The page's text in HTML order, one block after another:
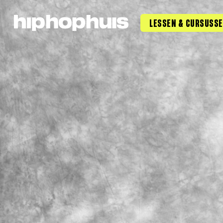
LESSEN &